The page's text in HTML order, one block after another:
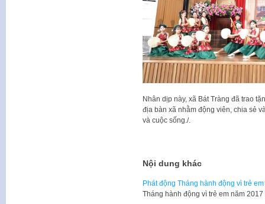
Nhân dịp này, xã Bát Tràng đã trao
địa bàn xã nhằm động viên, chia sẻ
và cuộc sống./.
Nội dung khác
Phát động Tháng hành động vì trẻ
Tháng hành động vì trẻ em năm